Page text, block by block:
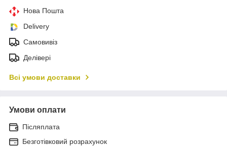
Нова Пошта
Delivery
Самовивіз
Делівері
Всі умови доставки
Умови оплати
Післяплата
Безготівковий розрахунок